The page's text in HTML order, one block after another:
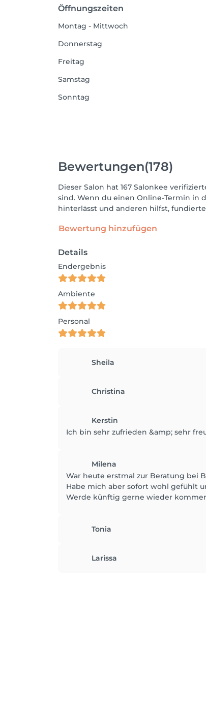
Öffnungszeiten
Montag - Mittwoch
Donnerstag
Freitag
Samstag
Sonntag
Bewertungen(178)
Dieser Salon hat 167 Salonkee
sind. Wenn du einen Online-Termin in
hinterlässt und anderen hilfst,
Bewertung hinzufügen
Details
Endergebnis
Ambiente
Personal
Sheila
Christina
Kerstin
Ich bin sehr zufrieden &amp; sehr
Milena
War heute erstmal zur Beratung bei
Habe mich aber sofort wohl gefühlt
Werde künftig gerne wieder
Tonia
Larissa